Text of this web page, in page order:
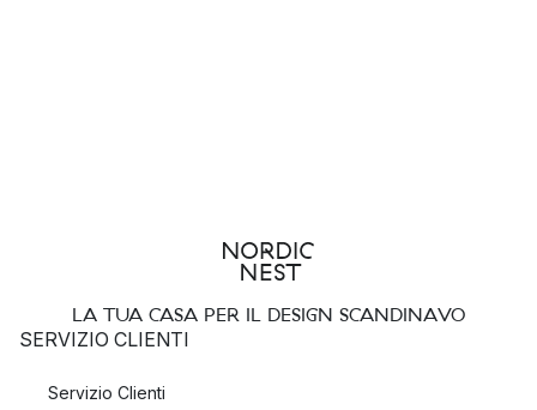
LA TUA CASA PER IL DESIGN SCANDINAVO
SERVIZIO CLIENTI
Servizio Clienti